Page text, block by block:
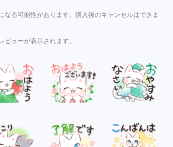
なる可能性があります。購入後のキャンセルはできま
ビューが表示されます。